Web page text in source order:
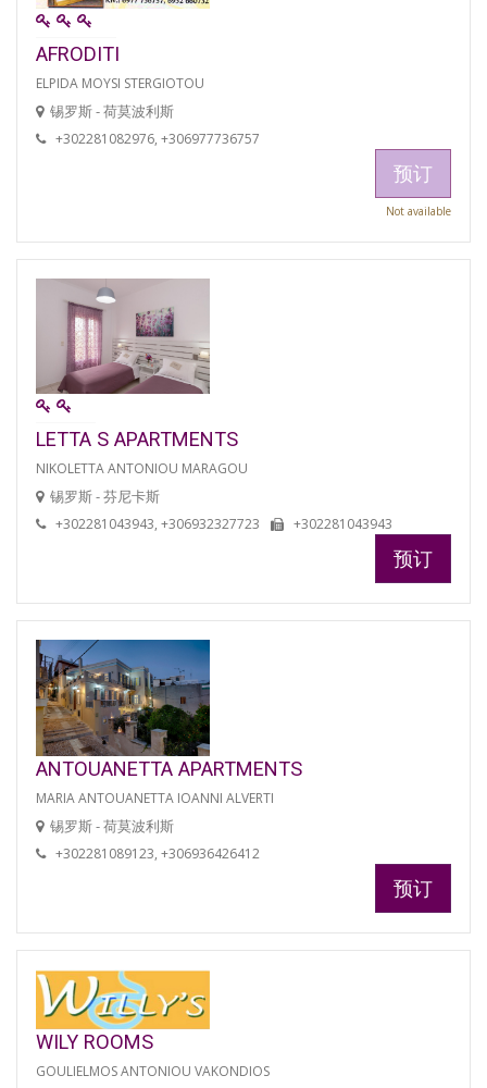
AFRODITI
ELPIDA MOYSI STERGIOTOU
锡罗斯 - 荷莫波利斯
+302281082976, +306977736757
预订
Not available
LETTA S APARTMENTS
NIKOLETTA ANTONIOU MARAGOU
锡罗斯 - 芬尼卡斯
+302281043943, +306932327723 +302281043943
预订
ANTOUANETTA APARTMENTS
MARIA ANTOUANETTA IOANNI ALVERTI
锡罗斯 - 荷莫波利斯
+302281089123, +306936426412
预订
WILY ROOMS
GOULIELMOS ANTONIOU VAKONDIOS